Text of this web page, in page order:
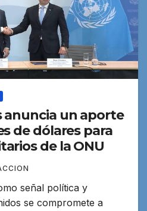
anuncia un aporte
de dólares para
de la ONU
señal política y
se compromete a